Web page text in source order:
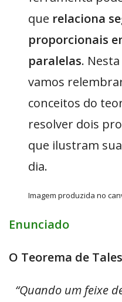
que relaciona
proporcionais
paralelas.
vamos
conceitos do
resolver dois
que ilustram
dia.
Imagem produzida no
Enunciado
O Teorema de
“Quando um feixe